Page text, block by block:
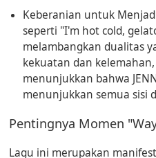
Keberanian untuk
seperti "I'm hot cold,
melambangkan dualitas
kekuatan dan
menunjukkan bahwa
menunjukkan semua sisi
Pentingnya Momen
Lagu ini merupakan